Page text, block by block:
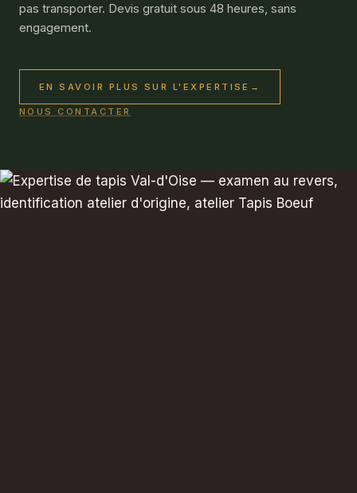
pas transporter. Devis gratuit sous 48 heures, sans
engagement.
EN SAVOIR PLUS SUR L'EXPERTISE →
NOUS CONTACTER